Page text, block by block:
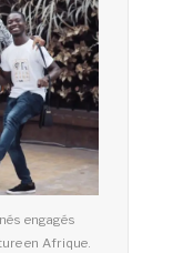
engagés
en Afrique.